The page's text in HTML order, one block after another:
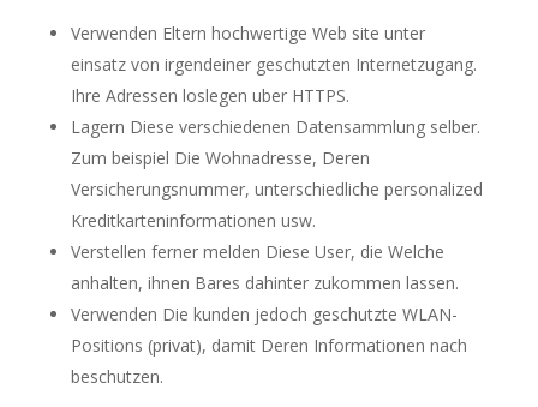
Verwenden Eltern hochwertige Web site unter
einsatz von irgendeiner geschutzten Internetzugang.
Ihre Adressen loslegen uber HTTPS.
Lagern Diese verschiedenen Datensammlung selber.
Zum beispiel Die Wohnadresse, Deren
Versicherungsnummer, unterschiedliche personalized
Kreditkarteninformationen usw.
Verstellen ferner melden Diese User, die Welche
anhalten, ihnen Bares dahinter zukommen lassen.
Verwenden Die kunden jedoch geschutzte WLAN-
Positions (privat), damit Deren Informationen nach
beschutzen.